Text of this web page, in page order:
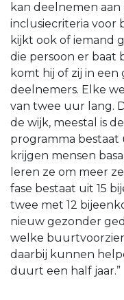
kan deelnemen
inclusiecriteria voor
kijkt ook of iemand
die persoon er baat
komt hij of zij in een
deelnemers. Elke
van twee uur lang.
de wijk, meestal is
programma bestaat
krijgen mensen
leren ze om meer
fase bestaat uit 15
twee met 12
nieuw gezonder
welke
daarbij kunnen
duurt een half jaar.”